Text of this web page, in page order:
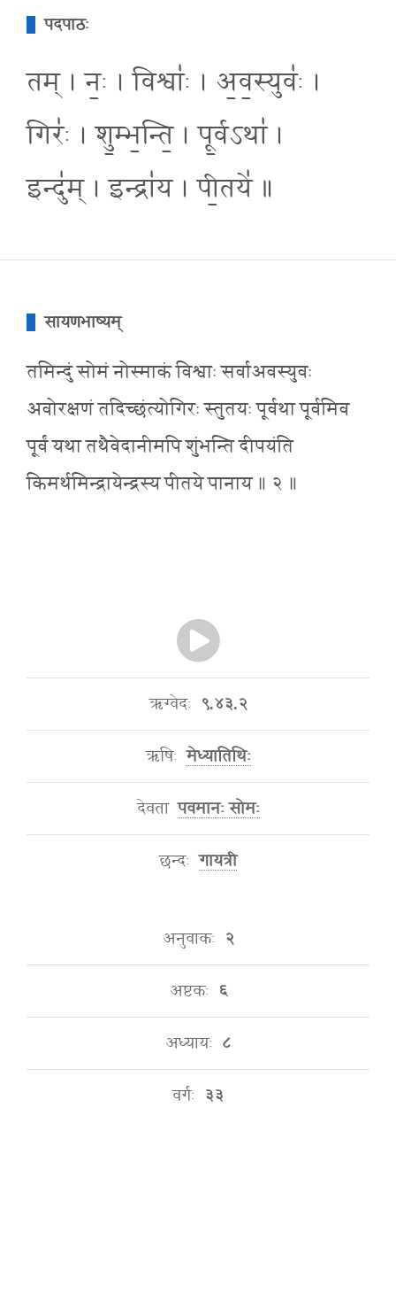
पदपाठः
तम् । नः॒ । विश्वाः॑ । अ॒व॒स्युवः॑ ।
गिरः॑ । शु॒म्भ॒न्ति॒ । पू॒र्वऽथा॑ ।
इन्दु॑म् । इन्द्रा॑य । पी॒तये॑ ॥
सायणभाष्यम्
तमिन्दुं सोमं नोस्माकं विश्वाः सर्वाअवस्युवः
अवोरक्षणं तदिच्छंत्योगिरः स्तुतयः पूर्वथा पूर्वमिव
पूर्वं यथा तथैवेदानीमपि शुंभन्ति दीपयंति
किमर्थमिन्द्रायेन्द्रस्य पीतये पानाय ॥ २ ॥
ऋग्वेदः ९.४३.२
ऋषिः मेध्यातिथिः
देवता पवमानः सोमः
छन्दः गायत्री
अनुवाकः २
अष्टकः ६
अध्यायः ८
वर्गः ३३